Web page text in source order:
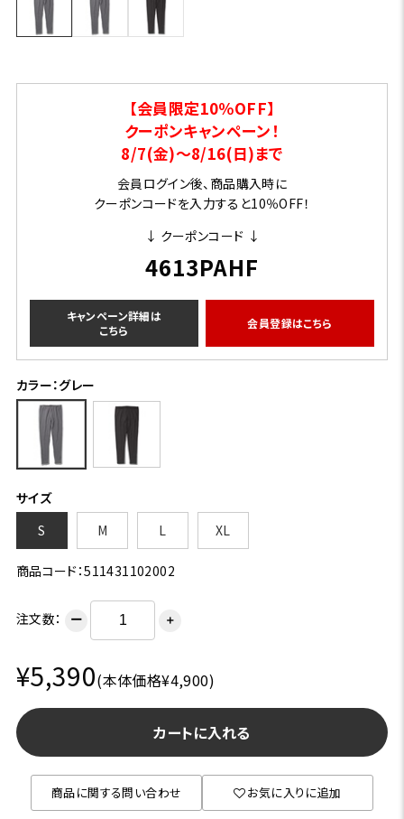
【会員限定10％OFF】
クーポンキャンペーン！
8/7(金)～8/16(日)まで
会員ログイン後、商品購入時に
クーポンコードを入力すると10％OFF！
↓ クーポンコード ↓
4613PAHF
キャンペーン詳細は
こちら
会員登録はこちら
カラー：グレー
サイズ
S
M L XL
商品コード：511431102002
注文数： ー ＋
¥5,390(本体価格¥4,900)
カートに入れる
商品に関する問い合わせ お気に入りに追加